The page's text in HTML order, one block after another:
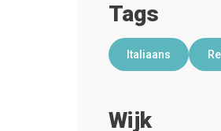
Tags
Italiaans
Wijk